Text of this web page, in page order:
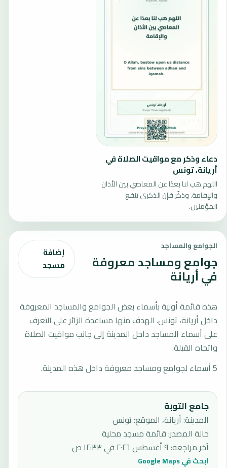
دعاء وذكر مع مواقيت الصلاة في
أريانة، تونس
اللهم هب لنا بعدًا عن المعاصي بين الأذان
والإقامة. وذكّر فإن الذكرى تنفع
المؤمنين.
الجوامع والمساجد
جوامع ومساجد معروفة
في أريانة
إضافة
مسجد
هذه قائمة أولية بأسماء بعض الجوامع والمساجد المعروفة
داخل أريانة، تونس. الهدف منها مساعدة الزائر على التعرف
على أسماء المساجد داخل المدينة إلى جانب مواقيت الصلاة
واتجاه القبلة.
5 أسماء لجوامع ومساجد معروفة داخل هذه المدينة.
جامع التوبة
المدينة: أريانة، الموقع: تونس
حالة المصدر:قائمة مسجد محلية
آخر مراجعة: ٩ أغسطس ٢٠٢٦ في ١٢:٣٣ ص
ابحث في Google Maps